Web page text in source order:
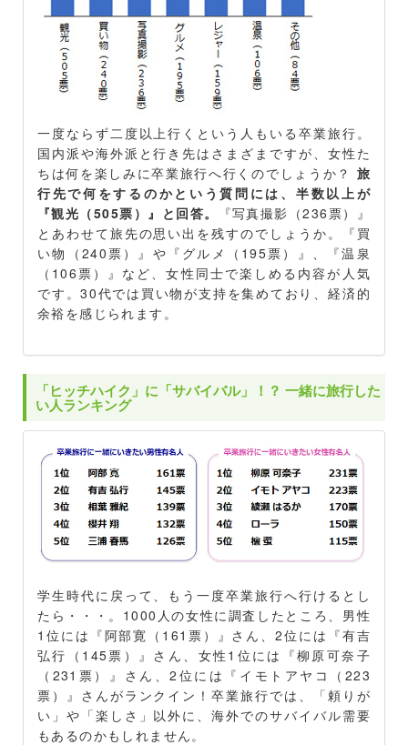
一度ならず二度以上行くという人もいる卒業旅行。
国内派や海外派と行き先はさまざまですが、女性た
ちは何を楽しみに卒業旅行へ行くのでしょうか？ 旅
行先で何をするのかという質問には、半数以上が
『観光（505票）』と回答。
『写真撮影（236票）』
とあわせて旅先の思い出を残すのでしょうか。『買
い物（240票）』や『グルメ（195票）』、『温泉
（106票）』など、女性同士で楽しめる内容が人気
です。30代では買い物が支持を集めており、経済的
余裕を感じられます。
「ヒッチハイク」に「サバイバル」！？ 一緒に旅行した
い人ランキング
学生時代に戻って、もう一度卒業旅行へ行けるとし
たら・・・。1000人の女性に調査したところ、男性
1位には『阿部寛（161票）』さん、2位には『有吉
弘行（145票）』さん、女性1位には『柳原可奈子
（231票）』さん、2位には『イモトアヤコ（223
票）』さんがランクイン！卒業旅行では、「頼りが
い」や「楽しさ」以外に、海外でのサバイバル需要
もあるのかもしれません。